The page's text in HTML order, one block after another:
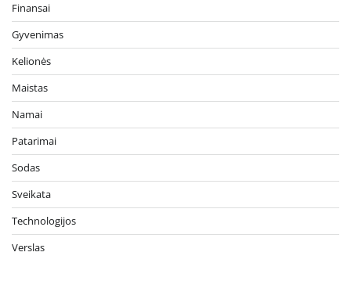
Finansai
Gyvenimas
Kelionės
Maistas
Namai
Patarimai
Sodas
Sveikata
Technologijos
Verslas